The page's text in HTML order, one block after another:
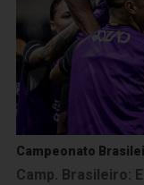
Campeonato
Camp. Brasileiro: